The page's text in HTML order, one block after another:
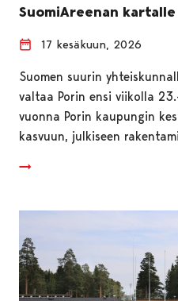
SuomiAreenan kartalle
17 kesäkuun, 2026
Suomen suurin
valtaa Porin ensi viikolla
vuonna Porin kaupungin
kasvuun, julkiseen